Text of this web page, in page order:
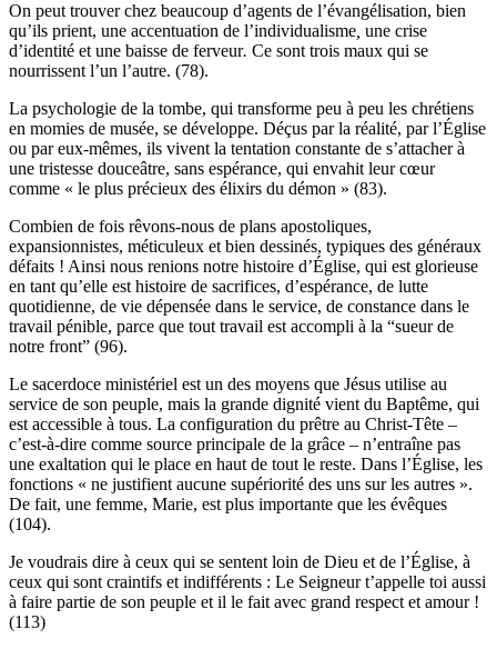
On peut trouver chez beaucoup d’agents de l’évangélisation, bien
qu’ils prient, une accentuation de l’individualisme une crise
d’identité et une baisse de ferveur. Ce sont trois maux qui se
nourrissent l’un l’autre. (78).
La psychologie de la tombe, qui transforme peu à peu les chrétiens
en momies de musée, se développe. Déçus par la réalité, par l’Église
ou par eux-mêmes, ils vivent la tentation constante de s’attacher à
une tristesse douceâtre, sans espérance, qui envahit leur cœur
comme « le plus précieux des élixirs du démon » (83).
Combien de fois rêvons-nous de plans apostoliques,
expansionnistes, méticuleux et bien dessinés, typiques des généraux
défaits ! Ainsi nous renions notre histoire d’Église, qui est glorieuse
en tant qu’elle est histoire de sacrifices, d’espérance, de lutte
quotidienne, de vie dépensée dans le service, de constance dans le
travail pénible, parce que tout travail est accompli à la “sueur de
notre front” (96).
Le sacerdoce ministériel est un des moyens que Jésus utilise au
service de son peuple, mais la grande dignité vient du Baptême, qui
est accessible à tous. La configuration du prêtre au Christ-Tête –
c’est-à-dire comme source principale de la grâce – n’entraîne pas
une exaltation qui le place en haut de tout le reste. Dans l’Église, les
fonctions « ne justifient aucune supériorité des uns sur les autres ».
De fait, une femme, Marie, est plus importante que les évêques
(104).
Je voudrais dire à ceux qui se sentent loin de Dieu et de l’Église, à
ceux qui sont craintifs et indifférents : Le Seigneur t’appelle toi aussi
à faire partie de son peuple et il le fait avec grand respect et amour !
(113)